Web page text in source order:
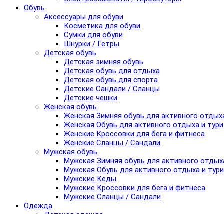
Обувь
Аксессуары для обуви
Косметика для обуви
Сумки для обуви
Шнурки / Гетры
Детская обувь
Детская зимняя обувь
Детская обувь для отдыха
Детская обувь для спорта
Детские Сандали / Сланцы
Детские чешки
Женская обувь
Женская Зимняя обувь для активного
Женская Обувь для активного отдыха и
Женские Кроссовки для бега и фитнеса
Женские Сланцы / Сандали
Мужская обувь
Мужская Зимняя обувь для активного
Мужская Обувь для активного отдыха и
Мужские Кеды
Мужские Кроссовки для бега и фитнеса
Мужские Сланцы / Сандали
Одежда